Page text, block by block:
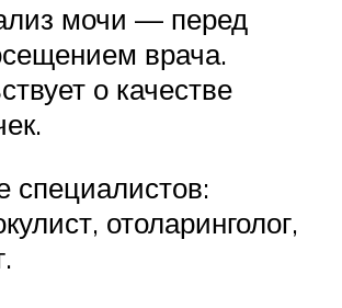
мочи — перед
врача.
о качестве
специалистов:
отоларинголог,